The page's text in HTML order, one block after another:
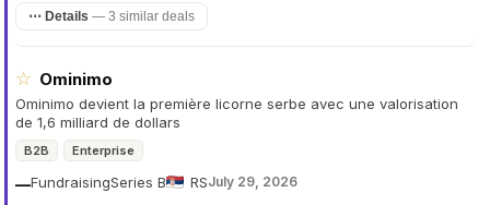
⋯ Details — 3 similar deals
☆ Ominimo
Ominimo devient la première licorne serbe avec une valorisation
de 1,6 milliard de dollars
B2B Enterprise
Fundraising
— Series B RSJuly 29, 2026